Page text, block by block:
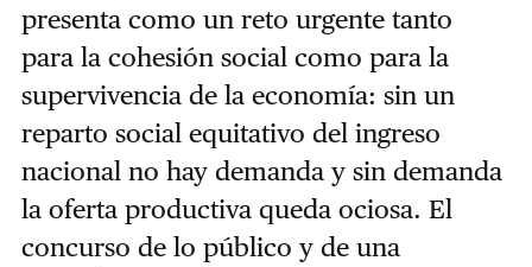
presenta como un reto urgente tanto
para la cohesión social como para la
supervivencia de la economía: sin un
reparto social equitativo del ingreso
nacional no hay demanda y sin demanda
la oferta productiva queda ociosa. El
concurso de lo público y de una